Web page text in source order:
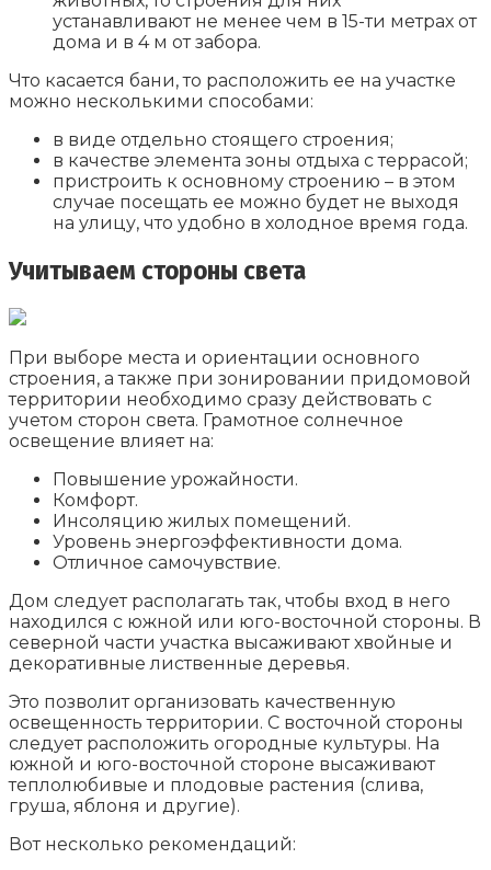
устанавливают не менее чем в 15-ти метрах от
дома и в 4 м от забора.
Что касается бани, то расположить ее на участке
можно несколькими способами:
в виде отдельно стоящего строения;
в качестве элемента зоны отдыха с террасой;
пристроить к основному строению – в этом
случае посещать ее можно будет не выходя
на улицу, что удобно в холодное время года.
Учитываем стороны света
При выборе места и ориентации основного
строения, а также при зонировании придомовой
территории необходимо сразу действовать с
учетом сторон света. Грамотное солнечное
освещение влияет на:
Повышение урожайности.
Комфорт.
Инсоляцию жилых помещений.
Уровень энергоэффективности дома.
Отличное самочувствие.
Дом следует располагать так, чтобы вход в него
находился с южной или юго-восточной стороны. В
северной части участка высаживают хвойные и
декоративные лиственные деревья.
Это позволит организовать качественную
освещенность территории. С восточной стороны
следует расположить огородные культуры. На
южной и юго-восточной стороне высаживают
теплолюбивые и плодовые растения (слива,
груша, яблоня и другие).
Вот несколько рекомендаций: